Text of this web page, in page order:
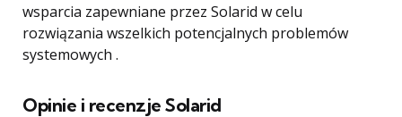
wsparcia zapewniane przez Solarid w celu
rozwiązania wszelkich potencjalnych problemów
systemowych .
Opinie i recenzje Solarid